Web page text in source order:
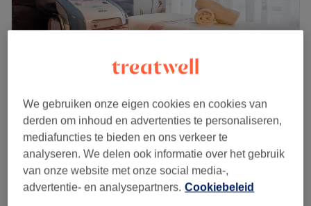
4,9
882 reviews
Arnhem, Gelderland
Laat zien op de kaart
Acne Peel
1 u 20 min
Anti Puisjes skincare
€78,99
We gebruiken onze eigen cookies en cookies van
derden om inhoud en advertenties te personaliseren,
mediafuncties te bieden en ons verkeer te
analyseren. We delen ook informatie over het gebruik
van onze website met onze social media-,
advertentie- en analysepartners. Cookiebeleid